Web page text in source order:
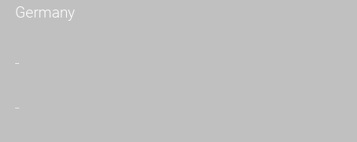
Germany